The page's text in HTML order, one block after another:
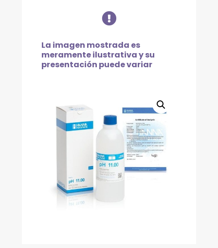

La imagen mostrada es
meramente ilustrativa y su
presentación puede variar